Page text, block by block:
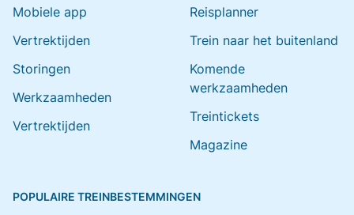
Mobiele app
Vertrektijden
Storingen
Werkzaamheden
Vertrektijden
Reisplanner
Trein naar het buitenland
Komende
werkzaamheden
Treintickets
Magazine
POPULAIRE TREINBESTEMMINGEN